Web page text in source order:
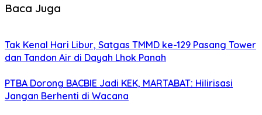
Baca Juga
Tak Kenal Hari Libur, Satgas TMMD ke-129 Pasang Tower
dan Tandon Air di Dayah Lhok Panah
PTBA Dorong BACBIE Jadi KEK, MARTABAT: Hilirisasi
Jangan Berhenti di Wacana